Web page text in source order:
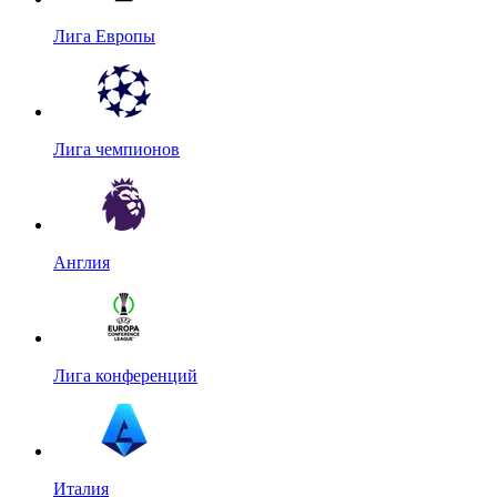
Лига Европы
Лига чемпионов
Англия
Лига конференций
Италия